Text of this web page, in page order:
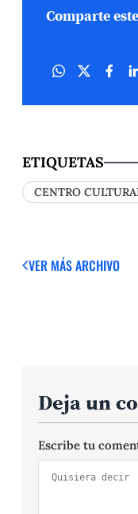
Comparte
ETIQUETAS
CENTRO
VER MÁSARCHIVO
Deja un
Escribe tu